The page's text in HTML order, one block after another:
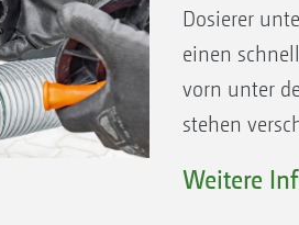
der
und mit
kann so
verfügen
Dosierer
einen
vorn unter
stehen
das
Weitere